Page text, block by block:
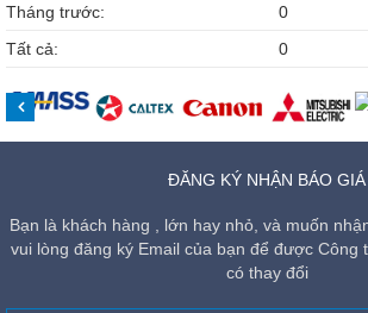
Tháng trước:
0
Tất cả:
0
ĐĂNG KÝ NHẬN BÁO GIÁ
Bạn là khách hàng , lớn hay nhỏ, và muốn
vui lòng đăng ký Email của bạn để được Công
có thay đổi